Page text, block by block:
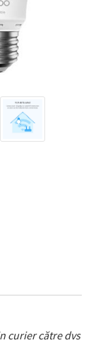
curier către dvs